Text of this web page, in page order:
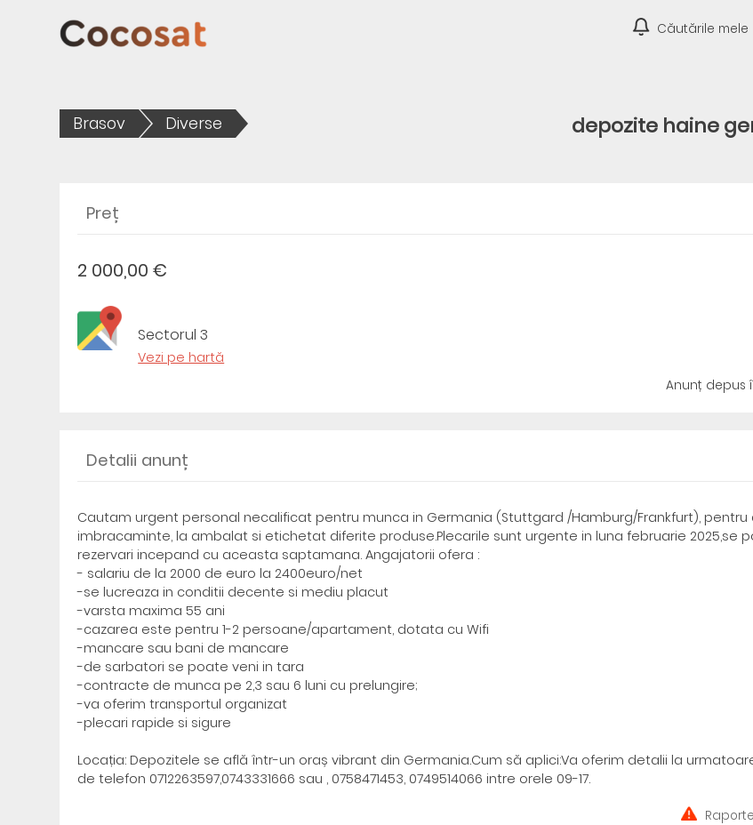
Căutările mele
Brasov Diverse depozite haine
Preț
2 000,00 €
Sectorul 3
Vezi pe hartă
Anunț depus
Detalii anunț
Cautam urgent personal necalificat pentru munca in Germania (Stuttgard /Hamburg/Frankfurt), pentru
imbracaminte, la ambalat si etichetat diferite produse.Plecarile sunt urgente in luna februarie 2025,se
rezervari incepand cu aceasta saptamana. Angajatorii ofera :
- salariu de la 2000 de euro la 2400euro/net
-se lucreaza in conditii decente si mediu placut
-varsta maxima 55 ani
-cazarea este pentru 1-2 persoane/apartament, dotata cu Wifi
-mancare sau bani de mancare
-de sarbatori se poate veni in tara
-contracte de munca pe 2,3 sau 6 luni cu prelungire;
-va oferim transportul organizat
-plecari rapide si sigure
Locația: Depozitele se află într-un oraș vibrant din Germania.Cum să aplici:Va oferim detalii la
de telefon 0712263597,0743331666 sau , 0758471453, 0749514066 intre orele 09-17.